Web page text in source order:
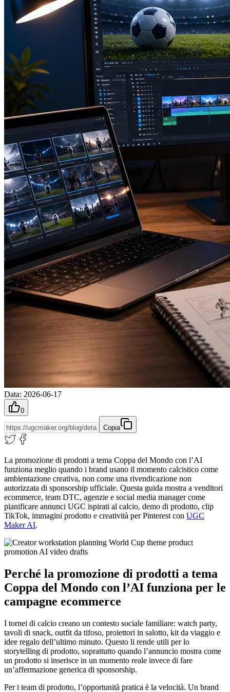
Data: 2026-06-17
0
Copia
La promozione di prodotti a tema Coppa del Mondo con l’AI
funziona meglio quando i brand usano il momento calcistico come
ambientazione creativa, non come una rivendicazione non
autorizzata di sponsorship ufficiale. Questa guida mostra a venditori
ecommerce, team DTC, agenzie e social media manager come
pianificare annunci UGC ispirati al calcio, demo di prodotto, clip
TikTok, immagini prodotto e creatività per Pinterest con UGC
Maker AI.
Perché la promozione di prodotti a tema
Coppa del Mondo con l’AI funziona per le
campagne ecommerce
I tornei di calcio creano un contesto sociale familiare: watch party,
tavoli di snack, outfit da tifoso, proiettori in salotto, kit da viaggio e
idee regalo dell’ultimo minuto. Questo li rende utili per lo
storytelling di prodotto, soprattutto quando l’annuncio mostra come
un prodotto si inserisce in un momento reale invece di fare
un’affermazione generica di sponsorship.
Per i team di prodotto, l’opportunità pratica è la velocità. Un brand